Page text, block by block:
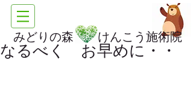
みどりの森 けんこう施術院
なるべく お早めに・・